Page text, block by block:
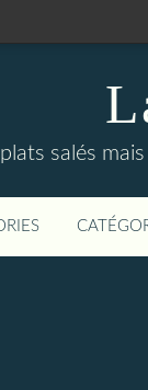
salés